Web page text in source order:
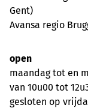
Gent)
Avansa regio
open
maandag tot en
van 10u00 tot
gesloten op